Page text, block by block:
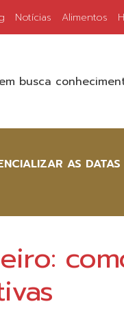
Notícias Alimentos
busca
AS